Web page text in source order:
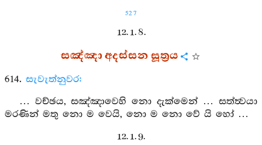
527
12. 1. 8.
සඤ්ඤා අදස්සන සූත්‍රය
614. සැවැත්නුවර:
… වච්ඡය, සඤ්ඤාවෙහි නො දැක්මෙන් … සත්ත්‍වයා
මරණින් මතු නො ම වෙයි, නො ම නො වේ යි හෝ …
12. 1. 9.